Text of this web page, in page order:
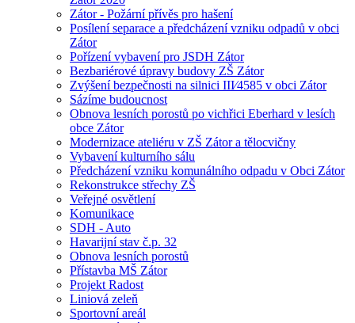
Zátor - Požární přívěs pro hašení
Posílení separace a předcházení vzniku odpadů v obci
Zátor
Pořízení vybavení pro JSDH Zátor
Bezbariérové úpravy budovy ZŠ Zátor
Zvýšení bezpečnosti na silnici III⁄4585 v obci Zátor
Sázíme budoucnost
Obnova lesních porostů po vichřici Eberhard v lesích
obce Zátor
Modernizace ateliéru v ZŠ Zátor a tělocvičny
Vybavení kulturního sálu
Předcházení vzniku komunálního odpadu v Obci Zátor
Rekonstrukce střechy ZŠ
Veřejné osvětlení
Komunikace
SDH - Auto
Havarijní stav č.p. 32
Obnova lesních porostů
Přístavba MŠ Zátor
Projekt Radost
Liniová zeleň
Sportovní areál